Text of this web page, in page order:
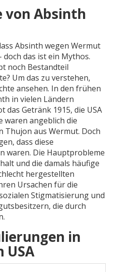
von Absinth
Absinth wegen Wermut
das ist ein Mythos.
noch Bestandteil
Um das zu verstehen,
ansehen. In den frühen
in vielen Ländern
das Getränk 1915, die USA
waren angeblich die
Thujon aus Wermut. Doch
dass diese
waren. Die Hauptprobleme
und die damals häufige
hergestellten
Ursachen für die
Stigmatisierung und
die durch
in
USA